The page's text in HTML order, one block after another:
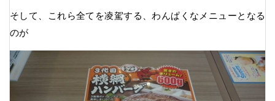
そして、これら全てを凌駕する、わんぱくなメニューとなる
のが